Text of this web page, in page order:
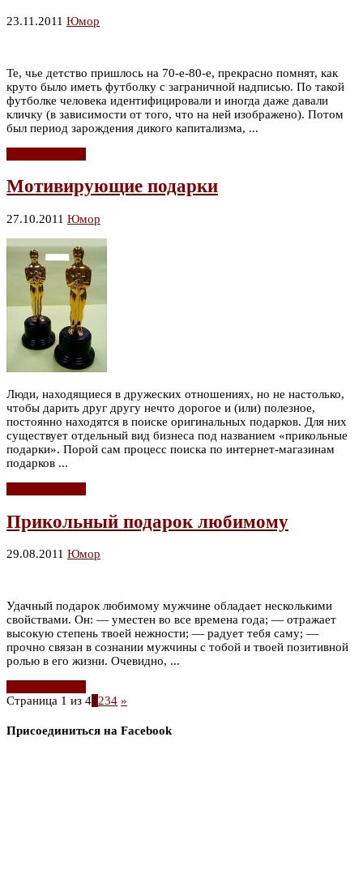
23.11.2011 Юмор
Те, чье детство пришлось на 70-е-80-е, прекрасно помнят, как
круто было иметь футболку с заграничной надписью. По такой
футболке человека идентифицировали и иногда даже давали
кличку (в зависимости от того, что на ней изображено). Потом
был период зарождения дикого капитализма, ...
Мотивирующие подарки
27.10.2011 Юмор
Люди, находящиеся в дружеских отношениях, но не настолько,
чтобы дарить друг другу нечто дорогое и (или) полезное,
постоянно находятся в поиске оригинальных подарков. Для них
существует отдельный вид бизнеса под названием «прикольные
подарки». Порой сам процесс поиска по интернет-магазинам
подарков ...
Прикольный подарок любимому
29.08.2011 Юмор
Удачный подарок любимому мужчине обладает несколькими
свойствами. Он: — уместен во все времена года; — отражает
высокую степень твоей нежности; — радует тебя саму; —
прочно связан в сознании мужчины с тобой и твоей позитивной
ролью в его жизни. Очевидно, ...
Страница 1 из 41234 »
Присоединиться на Facebook